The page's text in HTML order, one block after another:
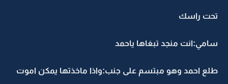
تحت راسك
سامي:انت منجد تبغاها ياحمد
طلع احمد وهو مبتسم على جنب:واذا ماخذتها يمكن اموت